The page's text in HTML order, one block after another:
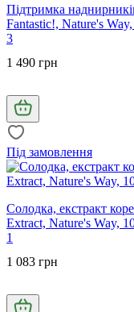
Підтримка
Fantastic!, Nature's
3
1 490 грн
Під замовлення
Солодка, екстракт
Extract, Nature's Way,
1
1 083 грн